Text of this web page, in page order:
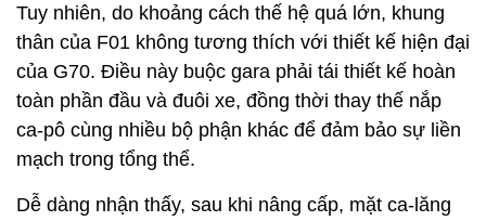
Tuy nhiên, do khoảng cách thế hệ quá lớn, khung
thân của F01 không tương thích với thiết kế hiện đại
của G70. Điều này buộc gara phải tái thiết kế hoàn
toàn phần đầu và đuôi xe, đồng thời thay thế nắp
ca-pô cùng nhiều bộ phận khác để đảm bảo sự liền
mạch trong tổng thể.
Dễ dàng nhận thấy, sau khi nâng cấp, mặt ca-lăng